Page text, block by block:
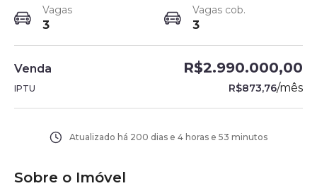
Vagas
3
Vagas cob.
3
Venda R$2.990.000,00
IPTU R$873,76/mês
Atualizado há 200 dias e 4 horas e 53 minutos
Sobre o Imóvel